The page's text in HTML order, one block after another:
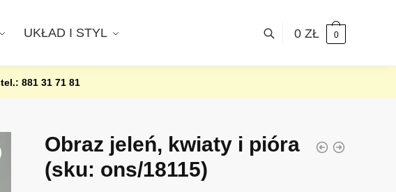
UKŁAD I STYL 0 ZŁ 0
tel.: 881 31 71 81
Obraz jeleń, kwiaty i pióra
(sku: ons/18115)